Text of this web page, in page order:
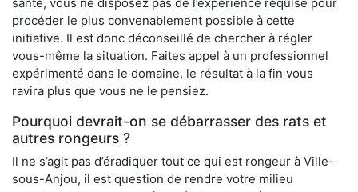
santé, vous ne disposez pas de l’expérience requise pour
procéder le plus convenablement possible à cette
initiative. Il est donc déconseillé de chercher à régler
vous-même la situation. Faites appel à un professionnel
expérimenté dans le domaine, le résultat à la fin vous
ravira plus que vous ne le pensiez.
Pourquoi devrait-on se débarrasser des rats et
autres rongeurs ?
Il ne s’agit pas d’éradiquer tout ce qui est rongeur à Ville-
sous-Anjou, il est question de rendre votre milieu